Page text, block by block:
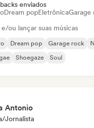
enviados
Dream popEletrônicaGarage
ou lançar suas músicas
Dream pop Garage rock
Shoegaze Soul
Antonio
Jornalista